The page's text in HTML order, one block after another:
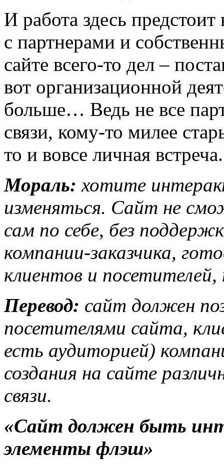
И работа здесь
с партнерами и
сайте всего-то дел –
вот организационной
больше… Ведь не все
связи, кому-то милее
то и вовсе личная встреча.
Мораль: хотите
изменяться. Сайт не
сам по себе, без
компании-заказчика,
клиентов и
Перевод: сайт должен
посетителями сайта,
есть аудиторией)
создания на сайте
связи.
«Сайт должен быть
элементы флэш»